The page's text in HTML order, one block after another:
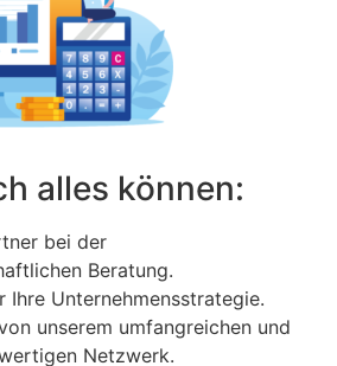
alles können:
bei der
Beratung.
Ihre Unternehmensstrategie.
unserem umfangreichen und
Netzwerk.